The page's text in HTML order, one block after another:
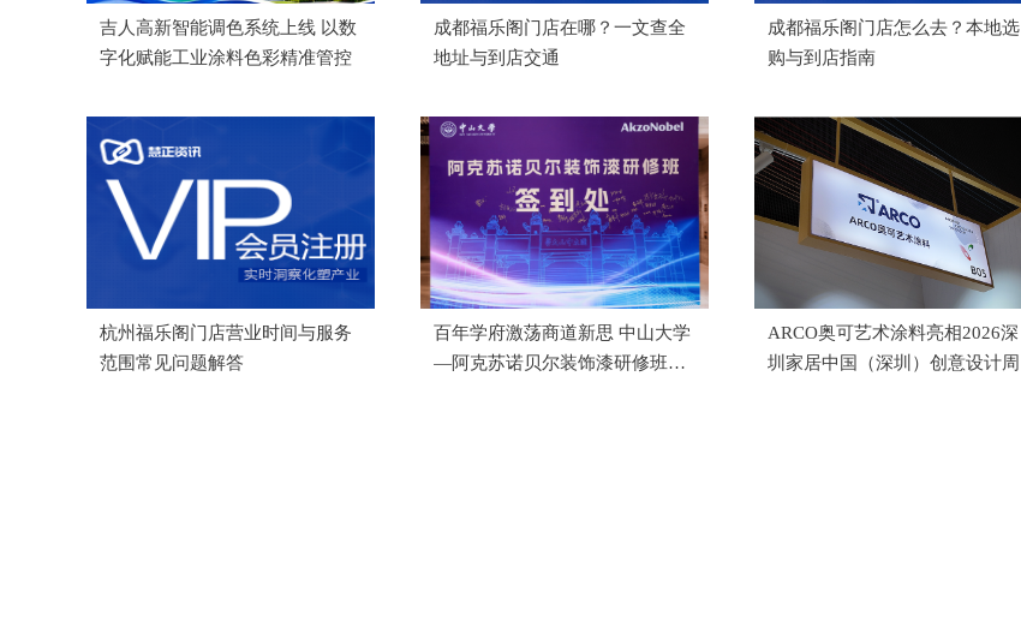
吉人高新智能调色系统上线 以数
字化赋能工业涂料色彩精准管控
成都福乐阁门店在哪？一文查全
地址与到店交通
成都福乐阁门店怎么去？本地选
购与到店指南
杭州福乐阁门店营业时间与服务
范围常见问题解答
百年学府激荡商道新思 中山大学
—阿克苏诺贝尔装饰漆研修班成
ARCO奥可艺术涂料亮相2026深
圳家居中国（深圳）创意设计周